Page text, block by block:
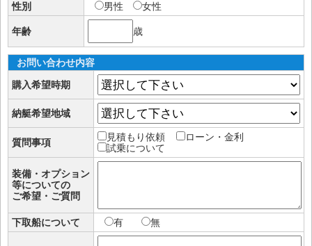
性別
男性 女性
年齢 歳
お問い合わせ内容
購入希望時期
納艇希望地域
質問事項 見積もり依頼
ローン・金利
試乗について
装備・オプション
等についての
ご希望・ご質問
下取船について 有 無